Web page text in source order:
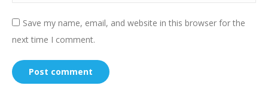
Save my name, email, and website in this browser for the
next time I comment.
Post comment